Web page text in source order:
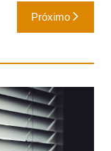
Próximo